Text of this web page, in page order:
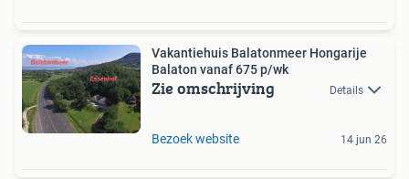
Vakantiehuis Balatonmeer Hongarije
Balaton vanaf 675 p/wk
Zie omschrijving Details
Bezoek website 14 jun 26